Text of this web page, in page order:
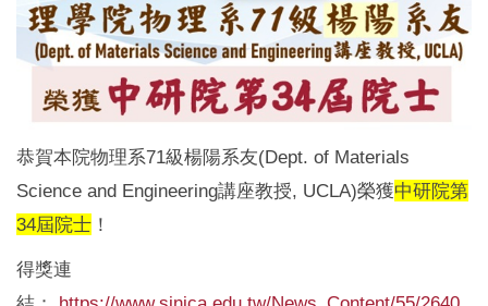
表單與規章
理學院教室借用
理學院共儀平台
影音專區
升等專區
活動花絮
理學院研究日
恭賀本院物理系71級楊陽系友(Dept. of Materials
Science and Engineering講座教授, UCLA)榮獲中研院第
34屆院士 ！
得獎連